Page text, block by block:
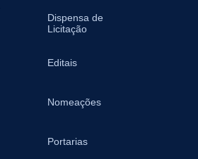
Dispensa de
Licitação
Editais
Nomeações
Portarias